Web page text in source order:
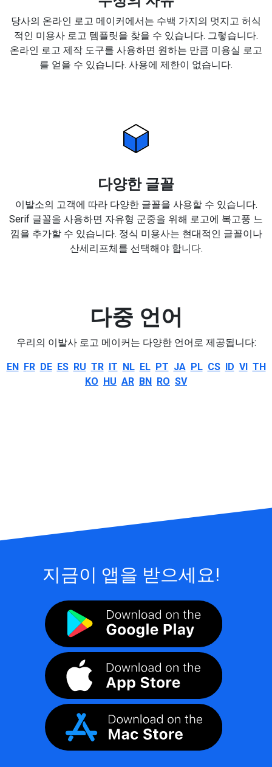
당사의 온라인 로고 메이커에서는 수백 가지의 멋지고 허식
적인 미용사 로고 템플릿을 찾을 수 있습니다. 그렇습니다.
온라인 로고 제작 도구를 사용하면 원하는 만큼 미용실 로고
를 얻을 수 있습니다. 사용에 제한이 없습니다.
다양한 글꼴
이발소의 고객에 따라 다양한 글꼴을 사용할 수 있습니다.
Serif 글꼴을 사용하면 자유형 군중을 위해 로고에 복고풍 느
낌을 추가할 수 있습니다. 정식 미용사는 현대적인 글꼴이나
산세리프체를 선택해야 합니다.
다중 언어
우리의 이발사 로고 메이커는 다양한 언어로 제공됩니다:
EN FR DE ES RU TR IT NL EL PT JA PL CS ID VI TH
KO HU AR BN RO SV
지금이 앱을 받으세요!